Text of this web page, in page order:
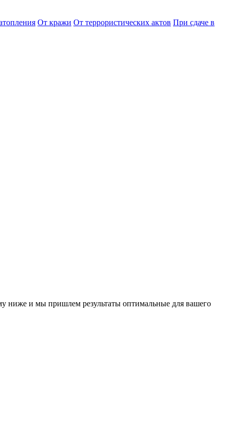
От кражи От террористических актов При сдаче в
ниже и мы пришлем результаты оптимальные для вашего